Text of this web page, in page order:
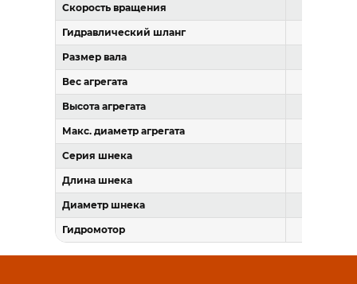
Скорость вращения
Гидравлический шланг
Размер вала
Вес агрегата
Высота агрегата
Макс. диаметр агрегата
Серия шнека
Длина шнека
Диаметр шнека
Гидромотор